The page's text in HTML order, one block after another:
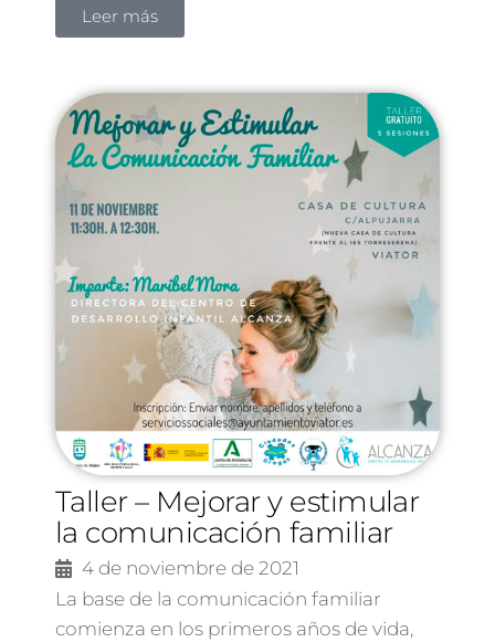
Leer más
Taller – Mejorar y estimular
la comunicación familiar
4 de noviembre de 2021
La base de la comunicación familiar
comienza en los primeros años de vida,